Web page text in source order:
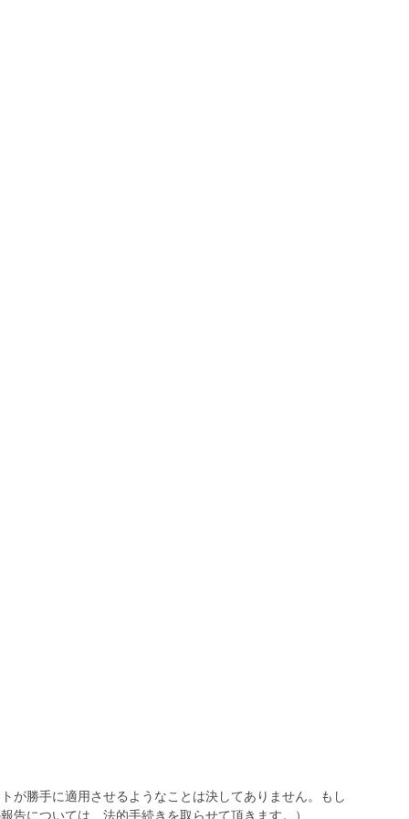
が勝手に適用させるようなことは決してありません。もし
告については、法的手続きを取らせて頂きます。）